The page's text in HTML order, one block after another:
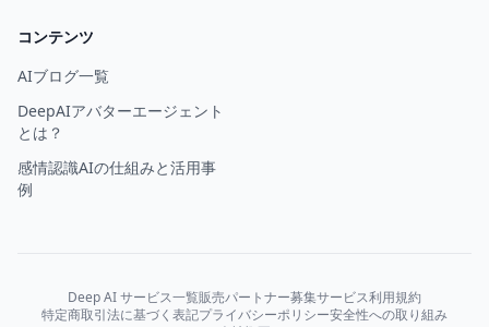
コンテンツ
AIブログ一覧
DeepAIアバターエージェント
とは？
感情認識AIの仕組みと活用事
例
Deep AI サービス一覧販売パートナー募集サービス利用規約
特定商取引法に基づく表記プライバシーポリシー安全性への取り組み